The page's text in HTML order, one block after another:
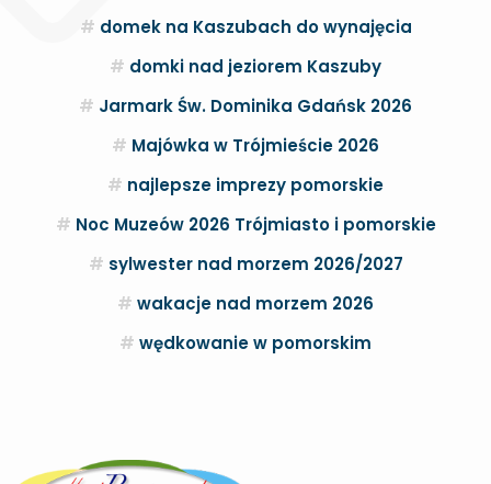
domek na Kaszubach do wynajęcia
domki nad jeziorem Kaszuby
Jarmark Św. Dominika Gdańsk 2026
Majówka w Trójmieście 2026
najlepsze imprezy pomorskie
Noc Muzeów 2026 Trójmiasto i pomorskie
sylwester nad morzem 2026/2027
wakacje nad morzem 2026
wędkowanie w pomorskim